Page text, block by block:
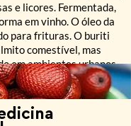
e licores. Fermentada,
em vinho. O óleo da
para frituras. O buriti
comestível, mas
em ambientes urbanos.